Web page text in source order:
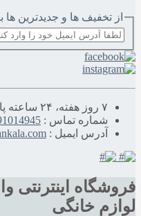
از تخفیف ها و جدیدترین ها
۷ روز هفته، ۲۴ ساعته پاسخگوی شما هستیم.
شماره تماس :
آدرس ایمیل :
فروشگاه اینترنتی
لوازم خانگی